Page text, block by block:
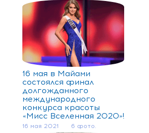
фонда «Подсолнух».
16 мая в Майами
состоялся финал
долгожданного
международного
конкурса красоты
«Мисс Вселенная 2020»!
16 мая 2021 6 фото.